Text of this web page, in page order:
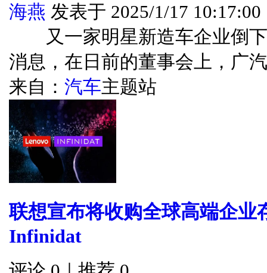
海燕 发表于 2025/1/17 10:17:00
又一家明星新造车企业倒
消息，在日前的董事会上，广
来自： 汽车主题站
联想宣布将收购全球高端企业
Infinidat